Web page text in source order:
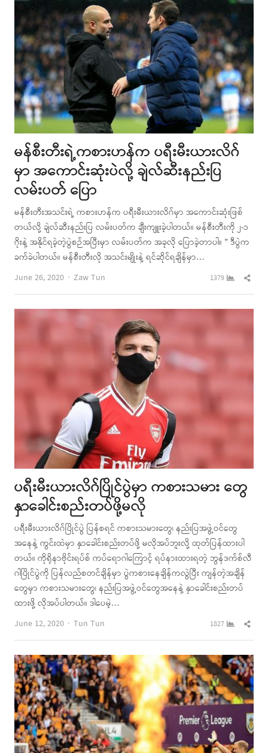
မန်စီးတီးရဲ့ကစားဟန်က ပရီးမီးယားလိဂ်
မှာ အကောင်းဆုံးပဲလို့ ချဲလ်ဆီးနည်းပြ
လမ်းပတ် ပြော
မန်စီးတီးအသင်းရဲ့ ကစားဟန်က ပရီးမီးယားလိဂ်မှာ အကောင်းဆုံးဖြစ်
တယ်လို့ ချဲလ်ဆီးနည်းပြ လမ်းပတ်က ချီးကျူးခဲ့ပါတယ်။ မန်စီးတီးကို ၂-၁
ဂိုးနဲ့ အနိုင်ရခဲ့တဲ့ပွဲစဉ်အပြီးမှာ လမ်းပတ်က အခုလို ပြောခဲ့တာပါ။ ” ဒီပွဲက
ခက်ခဲပါတယ်။ မန်စီးတီးလို အသင်းမျိုးနဲ့ ရင်ဆိုင်ရချိန်မှာ…
June 26, 2020
Author
Zaw Tun 1379
ပရီးမီးယားလိဂ်ပြိုင်ပွဲမှာ ကစားသမား တွေ
နှာခေါင်းစည်းတပ်ဖို့မလို
ပရီးမီးယားလိဂ်ပြိုင်ပွဲ ပြန်စရင် ကစားသမားတွေ၊ နည်းပြအဖွဲ့ဝင်တွေ
အနေနဲ့ ကွင်းထဲမှာ နှာခေါင်းစည်းတပ်ဖို့ မလိုအပ်ဘူးလို့ ထုတ်ပြန်ထားပါ
တယ်။ ကိုရိုနာဗိုင်းရပ်စ် ကပ်ရောဂါကြောင့် ရပ်နားထားရတဲ့ ဘွန်ဒက်စ်လီ
ဂါပြိုင်ပွဲကို ပြန်လည်စတင်ချိန်မှာ ပွဲကစားနေချိန်ကလွဲပြီး ကျန်တဲ့အချိန်
တွေမှာ ကစားသမားတွေ၊ နည်းပြအဖွဲ့ဝင်တွေအနေနဲ့ နှာခေါင်းစည်းတပ်
ထားဖို့ လိုအပ်ပါတယ်။ ဒါပေမဲ့…
June 12, 2020
Author
Tun Tun 1827